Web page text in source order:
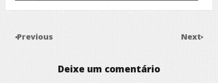
Previous Next
Deixe um comentário